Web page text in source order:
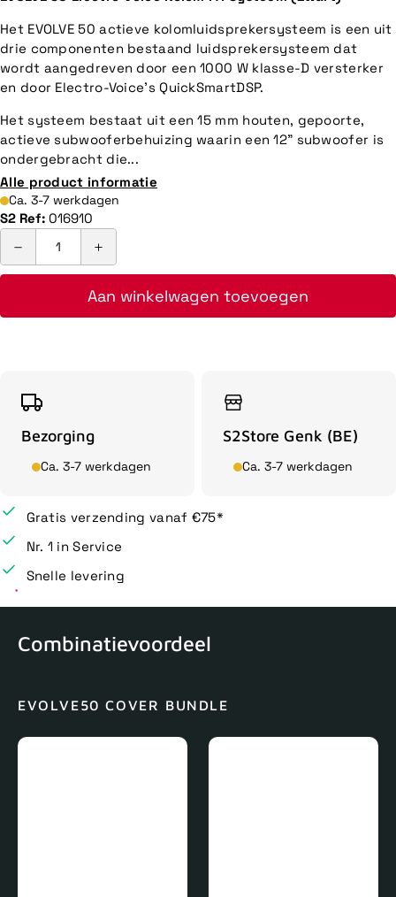
Het EVOLVE 50 actieve kolomluidsprekersysteem is een uit
drie componenten bestaand luidsprekersysteem dat
wordt aangedreven door een 1000 W klasse-D versterker
en door Electro-Voice's QuickSmartDSP.
Het systeem bestaat uit een 15 mm houten, gepoorte,
actieve subwooferbehuizing waarin een 12" subwoofer is
ondergebracht die...
Alle product informatie
Ca. 3-7 werkdagen
S2 Ref: 016910
Aan winkelwagen toevoegen
Bezorging
Ca. 3-7 werkdagen
S2Store Genk (BE)
Ca. 3-7 werkdagen
Gratis verzending vanaf €75*
Nr. 1 in Service
Snelle levering
Combinatievoordeel
EVOLVE50 COVER BUNDLE